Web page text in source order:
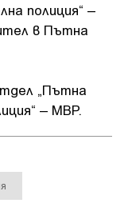
полиция“ –
в Пътна
„Пътна
– МВР.